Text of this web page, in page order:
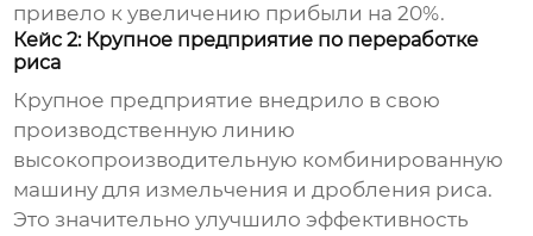
привело к увеличению прибыли на 20%.
Кейс 2: Крупное предприятие по переработке
риса
Крупное предприятие внедрило в свою
производственную линию
высокопроизводительную комбинированную
машину для измельчения и дробления риса.
Это значительно улучшило эффективность